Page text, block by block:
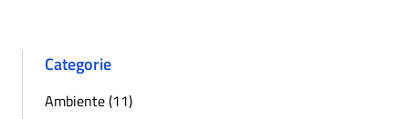
Categorie
Ambiente (11)